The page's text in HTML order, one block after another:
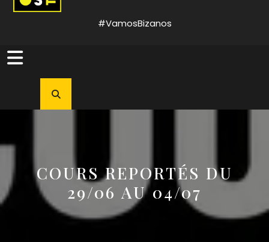
#VamosBizanos
Open
Button
COURS REPORTÉS DU
29/06 AU 04/07